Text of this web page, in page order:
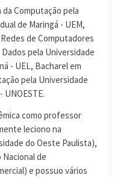
Computação pela
de Maringá - UEM,
de Computadores
pela Universidade
- UEL, Bacharel em
pela Universidade
UNOESTE.
como professor
leciono na
do Oeste Paulista),
Nacional de
e possuo vários